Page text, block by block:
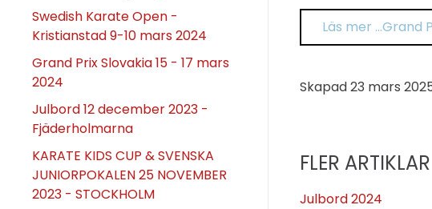
Läs mer …Grand
Skapad23 mars
FLER
Julbord 2024
Swedish Karate Open -
Kristianstad 9-10 mars 2024
Grand Prix Slovakia 15 - 17 mars
2024
Julbord 12 december 2023 -
Fjäderholmarna
KARATE KIDS CUP & SVENSKA
JUNIORPOKALEN 25 NOVEMBER
2023 - STOCKHOLM